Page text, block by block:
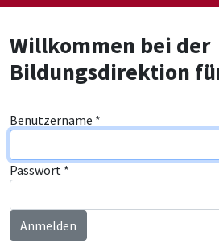
Willkommen bei der
Bildungsdirektion
Benutzername *
Passwort *
Anmelden